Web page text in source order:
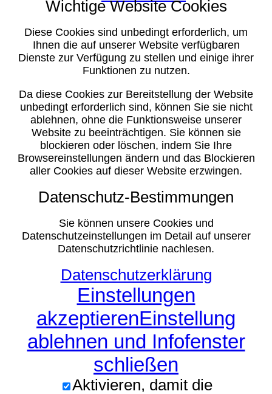
Wichtige Website Cookies
Diese Cookies sind unbedingt erforderlich, um
Ihnen die auf unserer Website verfügbaren
Dienste zur Verfügung zu stellen und einige ihrer
Funktionen zu nutzen.
Da diese Cookies zur Bereitstellung der Website
unbedingt erforderlich sind, können Sie sie nicht
ablehnen, ohne die Funktionsweise unserer
Website zu beeinträchtigen. Sie können sie
blockieren oder löschen, indem Sie Ihre
Browsereinstellungen ändern und das Blockieren
aller Cookies auf dieser Website erzwingen.
Datenschutz-Bestimmungen
Sie können unsere Cookies und
Datenschutzeinstellungen im Detail auf unserer
Datenschutzrichtlinie nachlesen.
Datenschutzerklärung
Einstellungen
akzeptierenEinstellung
ablehnen und Infofenster
schließen
Aktivieren, damit die